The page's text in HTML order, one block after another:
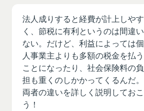
法人成りすると経費が計上しやす
く、節税に有利というのは間違い
ない。だけど、利益によっては個
人事業主よりも多額の税金を払う
ことになったり、社会保険料の負
担も重くのしかかってくるんだ。
両者の違いを詳しく説明しておこ
う！